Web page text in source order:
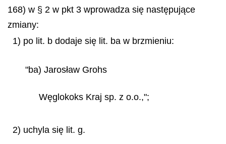
168) w § 2 w pkt 3 wprowadza się następujące
zmiany:
1) po lit. b dodaje się lit. ba w brzmieniu:
"ba) Jarosław Grohs
Węglokoks Kraj sp. z o.o.,";
2) uchyla się lit. g.